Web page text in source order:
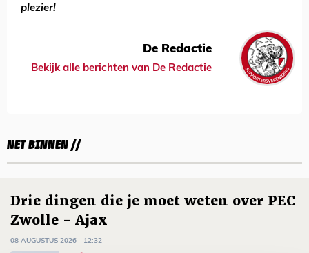
plezier!
De Redactie
Bekijk alle berichten van De Redactie
NET BINNEN //
Drie dingen die je moet weten over PEC
Zwolle - Ajax
08 AUGUSTUS 2026 - 12:32